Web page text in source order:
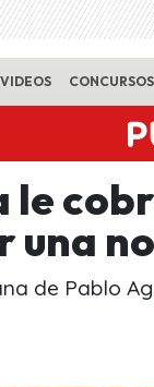
VIDEOS CONCURSOS
le
una
de Pablo